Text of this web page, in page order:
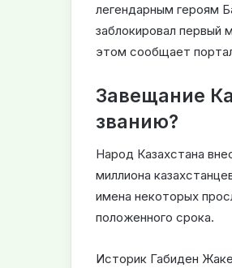
легендарным героям
заблокировал первый
этом сообщает
Завещание
званию?
Народ Казахстана
миллиона
имена некоторых
положенного срока.
Историк Габиден